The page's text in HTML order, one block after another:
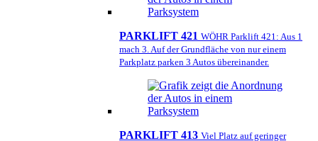
PARKLIFT 421 WÖHR Parklift 421: Aus 1
mach 3. Auf der Grundfläche von nur einem
Parkplatz parken 3 Autos übereinander.
PARKLIFT 413 Viel Platz auf geringer